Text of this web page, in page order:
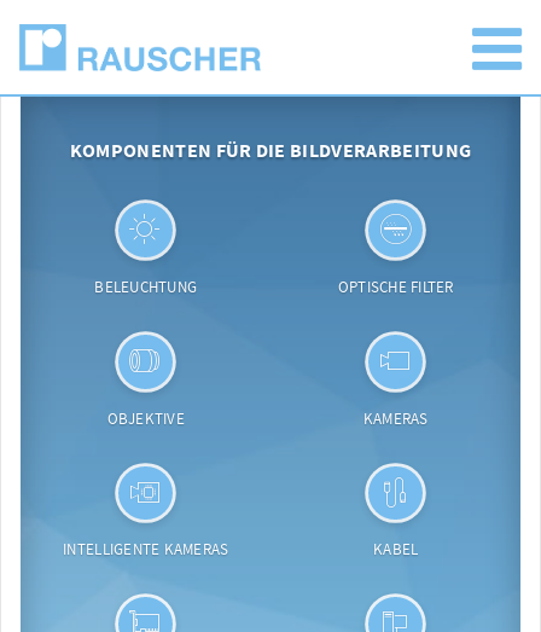
KOMPONENTEN FÜR DIE BILDVERARBEITUNG
BELEUCHTUNG OPTISCHE FILTER
OBJEKTIVE KAMERAS
INTELLIGENTE KAMERAS KABEL